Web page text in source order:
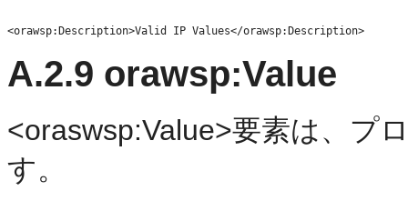
A.2.9 orawsp:Value
<oraswsp:Value>要素は、プ
す。